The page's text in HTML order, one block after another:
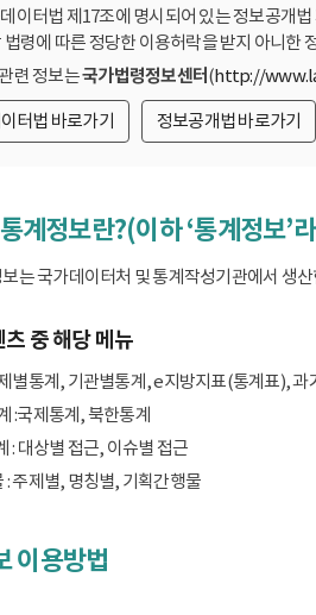
이터법 제17조에 명시되어 있는 정보공개
법령에 따른 정당한 이용허락을 받지 아니한
련 정보는국가법령정보센터(http://
터법 바로가기
정보공개법 바로가기
계정보란?(이하 ‘통계정보’
는 국가데이터처 및 통계작성기관에서 생
중 해당 메뉴
별통계, 기관별통계, e지방지표(통계표), 과
:국제통계, 북한통계
: 대상별 접근, 이슈별 접근
: 주제별, 명칭별, 기획간행물
이용방법